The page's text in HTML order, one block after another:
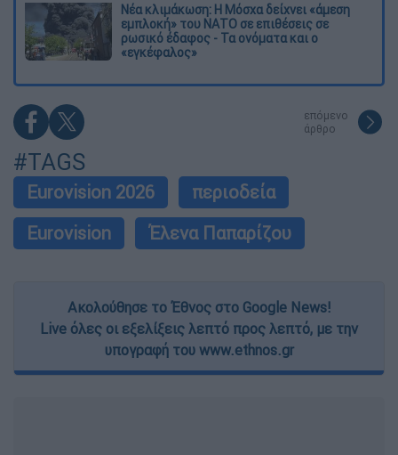
Νέα κλιμάκωση: Η Μόσχα δείχνει «άμεση
εμπλοκή» του ΝΑΤΟ σε επιθέσεις σε
ρωσικό έδαφος - Τα ονόματα και ο
«εγκέφαλος»
επόμενο
άρθρο
#TAGS
Eurovision 2026
περιοδεία
Eurovision
Έλενα Παπαρίζου
Ακολούθησε το Έθνος στο Google News!
Live όλες οι εξελίξεις λεπτό προς λεπτό, με την
υπογραφή του www.ethnos.gr